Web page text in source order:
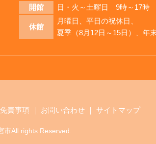
開館
日・火～土曜日 9時～17時
休館
月曜日、平日の祝休日、
夏季（8月12日～15日）、年
免責事項 ｜ お問い合わせ｜ サイトマップ
市All rights Reserved.